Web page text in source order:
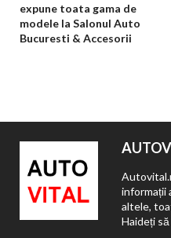
expune toata gama de
modele la Salonul Auto
Bucuresti & Accesorii
informații
altele,
Haideți